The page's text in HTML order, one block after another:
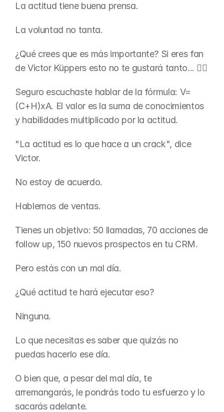
La actitud tiene buena prensa.
La voluntad no tanta.
¿Qué crees que es más importante? Si eres fan
de Victor Küppers esto no te gustará tanto... 🤷‍♂️
Seguro escuchaste hablar de la fórmula: V=
(C+H)xA. El valor es la suma de conocimientos
y habilidades multiplicado por la actitud.
"La actitud es lo que hace a un crack", dice
Victor.
No estoy de acuerdo.
Hablemos de ventas.
Tienes un objetivo: 50 llamadas, 70 acciones de
follow up, 150 nuevos prospectos en tu CRM.
Pero estás con un mal día.
¿Qué actitud te hará ejecutar eso?
Ninguna.
Lo que necesitas es saber que quizás no
puedas hacerlo ese día.
O bien que, a pesar del mal día, te
arremangarás, le pondrás todo tu esfuerzo y lo
sacarás adelante.